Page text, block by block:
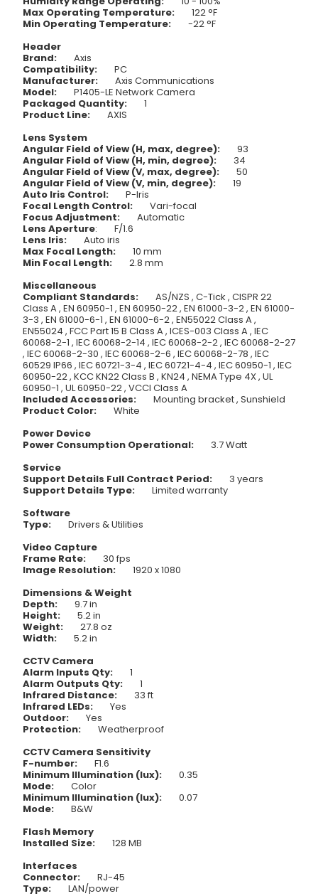
Max Operating Temperature:
122 °F
Min Operating Temperature:
-22 °F
Header
Brand: Axis
Compatibility:
PC
Manufacturer:
Axis Communications
Model: P1405-LE Network Camera
Packaged Quantity:
1
Product Line:
AXIS
Lens System
Angular Field of View (H, max, degree):
93
Angular Field of View (H, min, degree):
34
Angular Field of View (V, max, degree):
50
Angular Field of View (V, min, degree):
19
Auto Iris Control: P-Iris
Focal Length Control:
Vari-focal
Focus Adjustment:
Automatic
Lens Aperture: F/1.6
Lens Iris:
Auto iris
Max Focal Length: 10 mm
Min Focal Length:
2.8 mm
Miscellaneous
Compliant Standards:
AS/NZS , C-Tick , CISPR 22
Class A , EN 60950-1 , EN 60950-22 , EN 61000-3-2 , EN 61000-
3-3 , EN 61000-6-1 , EN 61000-6-2 , EN55022 Class A ,
EN55024 , FCC Part 15 B Class A , ICES-003 Class A , IEC
60068-2-1 , IEC 60068-2-14 , IEC 60068-2-2 , IEC 60068-2-27
, IEC 60068-2-30 , IEC 60068-2-6 , IEC 60068-2-78 , IEC
60529 IP66 , IEC 60721-3-4 , IEC 60721-4-4 , IEC 60950-1 , IEC
60950-22 , KCC KN22 Class B , KN24 , NEMA Type 4X , UL
60950-1 , UL 60950-22 , VCCI Class A
Included Accessories: Mounting bracket , Sunshield
Product Color:
White
Power Device
Power Consumption Operational:
3.7 Watt
Service
Support Details Full Contract Period:
3 years
Support Details Type:
Limited warranty
Software
Type:
Drivers & Utilities
Video Capture
Frame Rate:
30 fps
Image Resolution:
1920 x 1080
Dimensions & Weight
Depth: 9.7 in
Height:
5.2 in
Weight:
27.8 oz
Width:
5.2 in
CCTV Camera
Alarm Inputs Qty:
1
Alarm Outputs Qty: 1
Infrared Distance:
33 ft
Infrared LEDs:
Yes
Outdoor:
Yes
Protection:
Weatherproof
CCTV Camera Sensitivity
F-number:
F1.6
Minimum Illumination (lux):
0.35
Mode:
Color
Minimum Illumination (lux):
0.07
Mode:
B&W
Flash Memory
Installed Size:
128 MB
Interfaces
Connector:
RJ-45
Type:
LAN/power